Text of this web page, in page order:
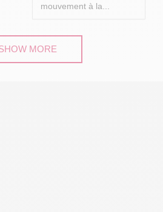
mouvement à la...
MORE